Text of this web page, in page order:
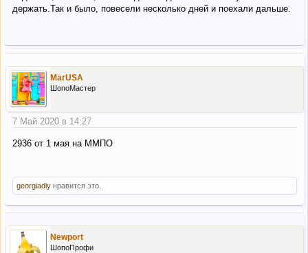
держать.Так и было, повесели несколько дней и поехали дальше.
MarUSA
ШопоМастер
7 Май 2020 в 14:27
2936 от 1 мая на ММПО
georgiadiy нравится это.
Newport
ШопоПрофи